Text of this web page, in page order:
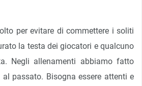
per evitare di commettere i soliti
la testa dei giocatori e qualcuno
Negli allenamenti abbiamo fatto
passato. Bisogna essere attenti e